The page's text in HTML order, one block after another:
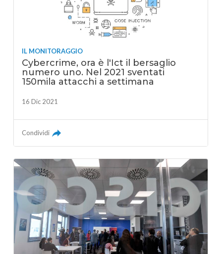
IL MONITORAGGIO
Cybercrime, ora è l'Ict il bersaglio
numero uno. Nel 2021 sventati
150mila attacchi a settimana
16 Dic 2021
Condividi